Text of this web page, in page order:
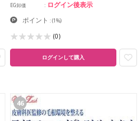
EG卸価 ログイン後表示
ポイント :(1%)
(0)
ログインして購入
46